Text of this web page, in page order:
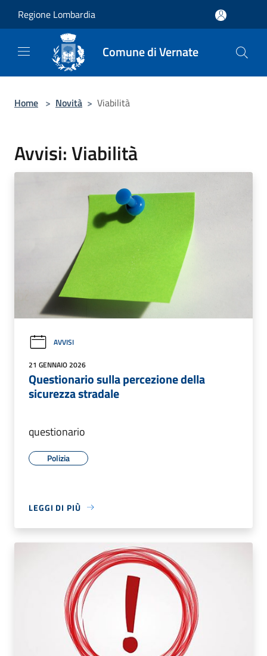
Regione Lombardia
Comune di Vernate
Home > Novità > Viabilità
Avvisi: Viabilità
AVVISI
21 GENNAIO 2026
Questionario sulla percezione della
sicurezza stradale
questionario
Polizia
LEGGI DI PIÙ